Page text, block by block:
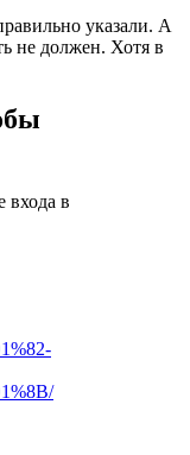
указали. А
не должен. Хотя в
входа в